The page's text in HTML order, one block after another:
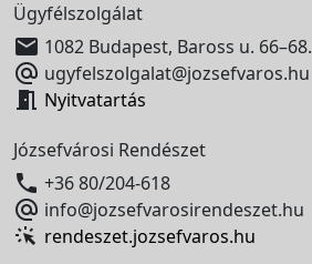
Ügyfélszolgálat
 1082 Budapest, Baross u. 66–68.
 ugyfelszolgalat@jozsefvaros.hu
 Nyitvatartás
Józsefvárosi Rendészet
 +36 80/204-618
 info@jozsefvarosirendeszet.hu
rendeszet.jozsefvaros.hu